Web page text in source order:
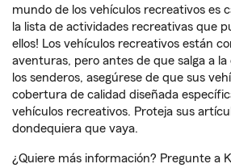
mundo de los vehículos recreativos es
la lista de actividades recreativas que
ellos! Los vehículos recreativos están
aventuras, pero antes de que salga a
los senderos, asegúrese de que sus
cobertura de calidad diseñada
vehículos recreativos. Proteja sus
dondequiera que vaya.
¿Quiere más información? Pregunte a